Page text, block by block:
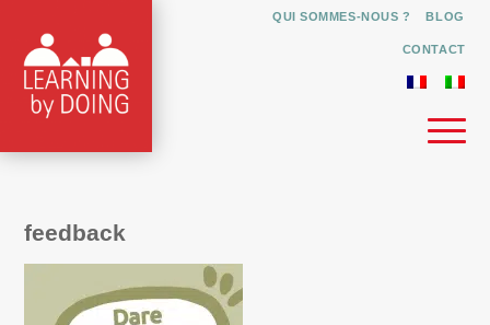
QUI SOMMES-NOUS ? BLOG
CONTACT
feedback